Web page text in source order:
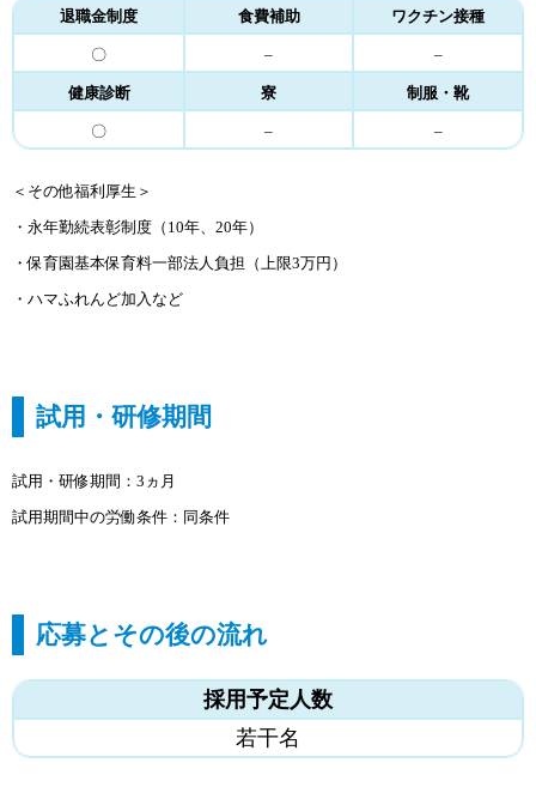
退職金制度 食費補助 ワクチン接種
〇 – –
健康診断 寮 制服・靴
〇 – –
＜その他福利厚生＞
・永年勤続表彰制度（10年、20年）
・保育園基本保育料一部法人負担（上限3万円）
・ハマふれんど加入など
試用・研修期間
試用・研修期間：3ヵ月
試用期間中の労働条件：同条件
応募とその後の流れ
採用予定人数
若干名